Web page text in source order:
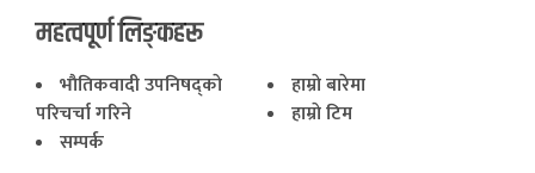
महत्वपूर्ण लिङ्कहरू
भाैतिकवादी उपनिषद्काे
परिचर्चा गरिने
हाम्राे बारेमा
हाम्राे टिम
सम्पर्क